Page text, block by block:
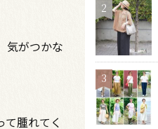
気がつかな
腫れてく